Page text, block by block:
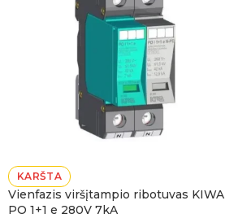
KARŠTA
Vienfazis viršįtampio ribotuvas KIWA
PO 1+1 e 280V 7kA